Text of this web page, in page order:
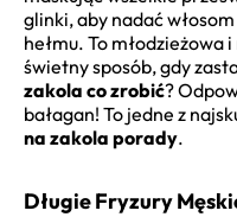
glinki, aby nadać
hełmu. To młodzieżowa
świetny sposób, gdy
zakola co zrobić?
bałagan! To jedne z
na zakola porady.
Długie Fryzury